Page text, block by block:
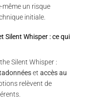
même un risque
initiale.
Silent Whisper : ce qui
Silent Whisper :
et accès au
relèvent de